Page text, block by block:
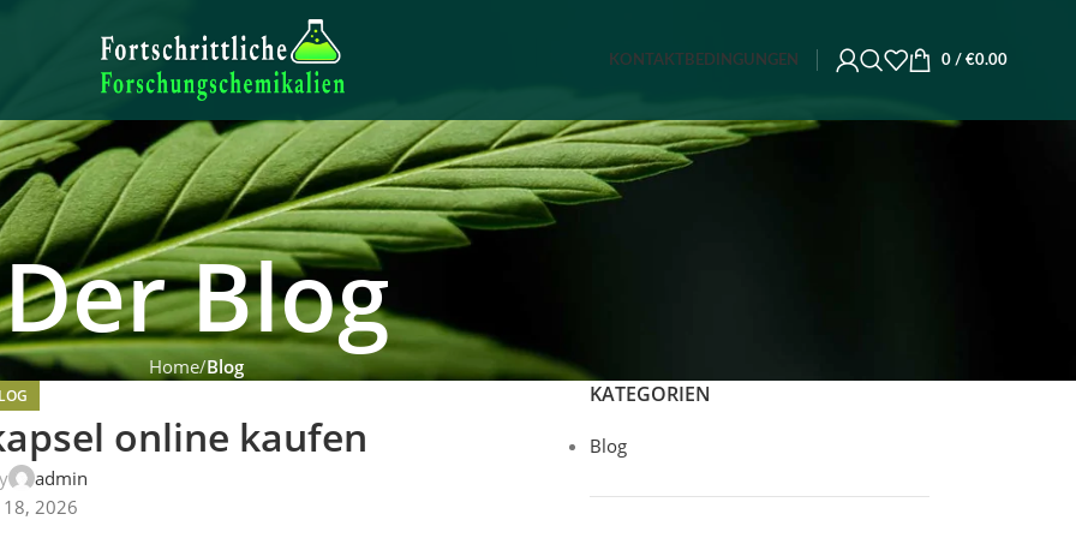
KONTAKT BEDINGUNGEN 0 / €0.00
Der Blog
Home Blog
online kaufen
admin
18, 2026
KATEGORIEN
Blog